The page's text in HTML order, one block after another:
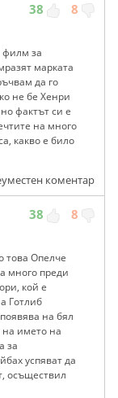
38 8
за
марката
да го
не бе Хенри
фактът си е
на много
какво е било
коментар
38 8
това Опелче
много преди
кой е
Готлиб
на бял
на името на
за
успяват да
осъществил